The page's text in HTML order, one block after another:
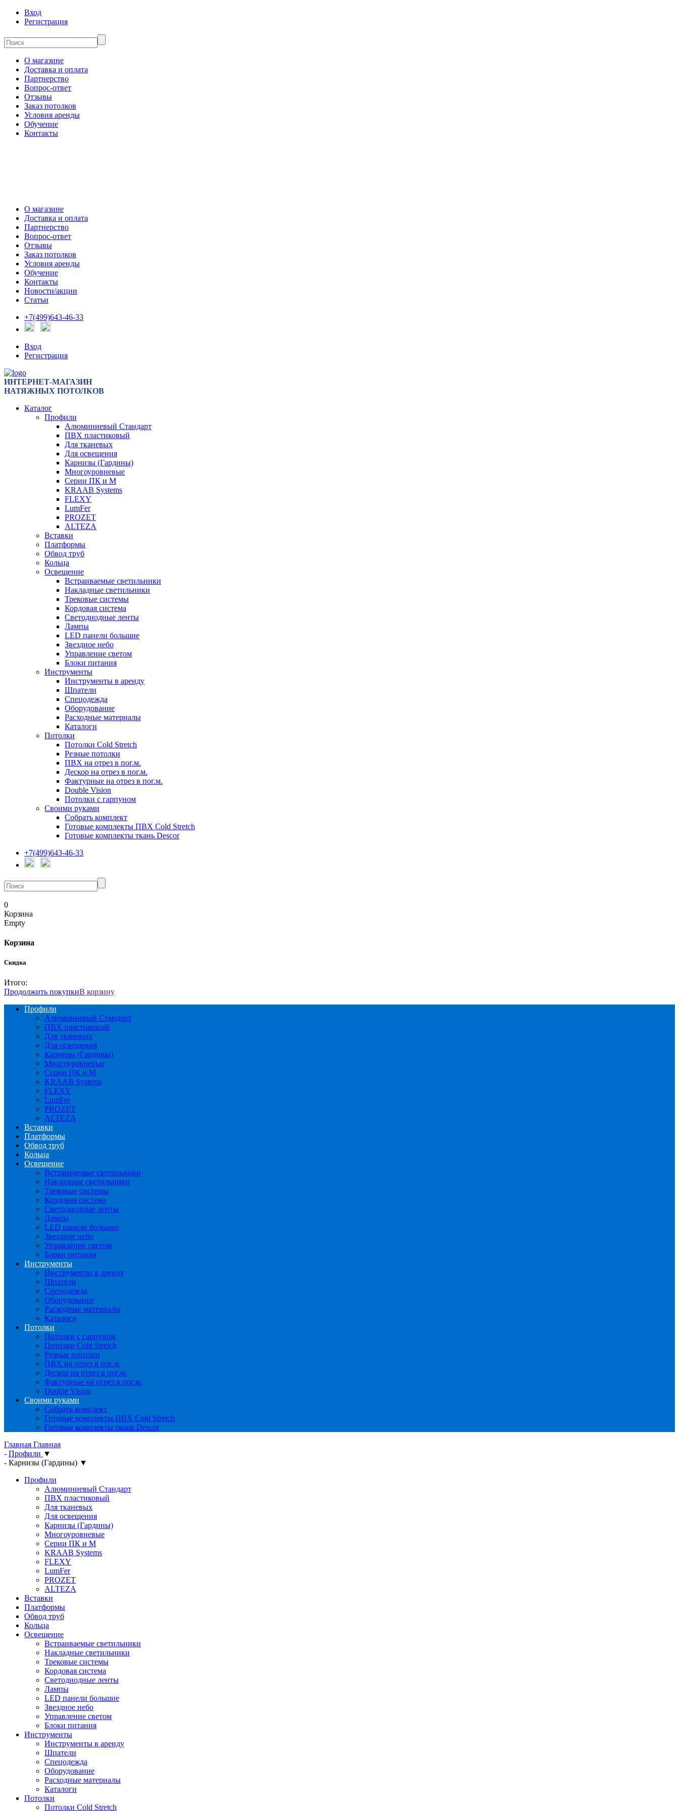
Вход
Регистрация
О магазине
Доставка и оплата
Партнерство
Вопрос-ответ
Отзывы
Заказ потолков
Условия аренды
Обучение
Контакты
О магазине
Доставка и оплата
Партнерство
Вопрос-ответ
Отзывы
Заказ потолков
Условия аренды
Обучение
Контакты
Новости/акции
Статьи
+7(499)643-46-33
Вход
Регистрация
ИНТЕРНЕТ-МАГАЗИН
НАТЯЖНЫХ ПОТОЛКОВ
Каталог
Профили
Алюминиевый Стандарт
ПВХ пластиковый
Для тканевых
Для освещения
Карнизы (Гардины)
Многоуровневые
Серии ПК и М
KRAAB Systems
FLEXY
LumFer
PROZET
ALTEZA
Вставки
Платформы
Обвод труб
Кольца
Освещение
Встраиваемые светильники
Накладные светильники
Трековые системы
Кордовая система
Светодиодные ленты
Лампы
LED панели большие
Звездное небо
Управление светом
Блоки питания
Инструменты
Инструменты в аренду
Шпатели
Спецодежда
Оборудование
Расходные материалы
Каталоги
Потолки
Потолки Cold Stretch
Резные потолки
ПВХ на отрез в пог.м.
Дескор на отрез в пог.м.
Фактурные на отрез в пог.м.
Double Vision
Потолки с гарпуном
Своими руками
Собрать комплект
Готовые комплекты ПВХ Cold Stretch
Готовые комплекты ткань Descor
+7(499)643-46-33
0
Корзина
Empty
Корзина
Скидка
Итого:
Продолжить покупкиВ корзину
Профили
Алюминиевый Стандарт
ПВХ пластиковый
Для тканевых
Для освещения
Карнизы (Гардины)
Многоуровневые
Серии ПК и М
KRAAB Systems
FLEXY
LumFer
PROZET
ALTEZA
Вставки
Платформы
Обвод труб
Кольца
Освещение
Встраиваемые светильники
Накладные светильники
Трековые системы
Кордовая система
Светодиодные ленты
Лампы
LED панели большие
Звездное небо
Управление светом
Блоки питания
Инструменты
Инструменты в аренду
Шпатели
Спецодежда
Оборудование
Расходные материалы
Каталоги
Потолки
Потолки с гарпуном
Потолки Cold Stretch
Резные потолки
ПВХ на отрез в пог.м.
Дескор на отрез в пог.м.
Фактурные на отрез в пог.м.
Double Vision
Своими руками
Собрать комплект
Готовые комплекты ПВХ Cold Stretch
Готовые комплекты ткань Descor
Главная Главная
- Профили ▼
- Карнизы (Гардины) ▼
Профили
Алюминиевый Стандарт
ПВХ пластиковый
Для тканевых
Для освещения
Карнизы (Гардины)
Многоуровневые
Серии ПК и М
KRAAB Systems
FLEXY
LumFer
PROZET
ALTEZA
Вставки
Платформы
Обвод труб
Кольца
Освещение
Встраиваемые светильники
Накладные светильники
Трековые системы
Кордовая система
Светодиодные ленты
Лампы
LED панели большие
Звездное небо
Управление светом
Блоки питания
Инструменты
Инструменты в аренду
Шпатели
Спецодежда
Оборудование
Расходные материалы
Каталоги
Потолки
Потолки Cold Stretch